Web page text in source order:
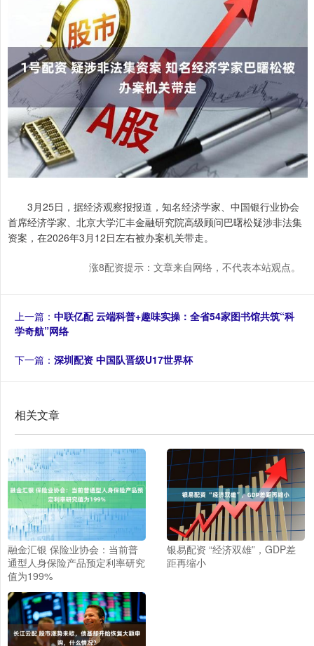
3月25日，据经济观察报报道，知名经济学家、中国银行业协会
首席经济学家、北京大学汇丰金融研究院高级顾问巴曙松疑涉非法集
资案，在2026年3月12日左右被办案机关带走。
涨8配资提示：文章来自网络，不代表本站观点。
上一篇： 中联亿配 云端科普+趣味实操：全省54家图书馆共筑“科
学奇航”网络
下一篇： 深圳配资 中国队晋级U17世界杯
相关文章
融金汇银 保险业协会：当前普
通型人身保险产品预定利率研究
值为199%
银易配资 “经济双雄”，GDP差
距再缩小